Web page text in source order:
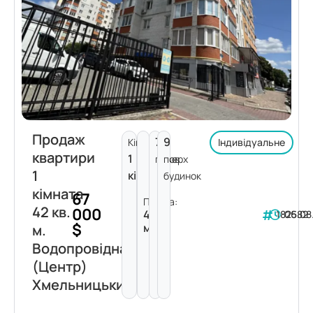
Продаж
квартири
1
кімната
42 кв.
м.
Водопровідна
(Центр)
Хмельницький
67
000
$
Кімнат:
1
кімната
Площа:
42
м²
7
поверх
9
пов.
будинок
Індивідуальне
182582